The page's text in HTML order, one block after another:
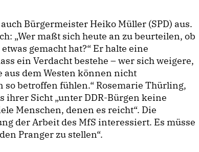
Bürgermeister Heiko Müller (SPD) aus.
„Wer maßt sich heute an zu beurteilen, ob
gemacht hat?“ Er halte eine
ein Verdacht bestehe – wer sich weigere,
aus dem Westen können nicht
betroffen fühlen.“ Rosemarie Thürling,
ihrer Sicht „unter DDR-Bürgen keine
Menschen, denen es reicht“. Die
der Arbeit des MfS interessiert. Es müsse
Pranger zu stellen“.